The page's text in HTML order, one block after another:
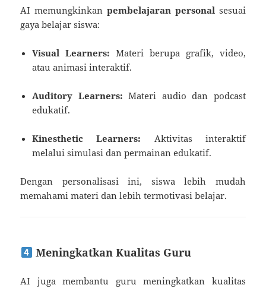
AI memungkinkan pembelajaran personalsesuai
gaya belajar siswa:
Visual Learners: Materi berupa grafik, video,
atau animasi interaktif.
Auditory Learners: Materi audio dan podcast
edukatif.
Kinesthetic Learners: Aktivitas interaktif
melalui simulasi dan permainan edukatif.
Dengan personalisasi ini, siswa lebih mudah
memahami materi dan lebih termotivasi belajar.
Meningkatkan Kualitas Guru
AI juga membantu guru meningkatkan kualitas